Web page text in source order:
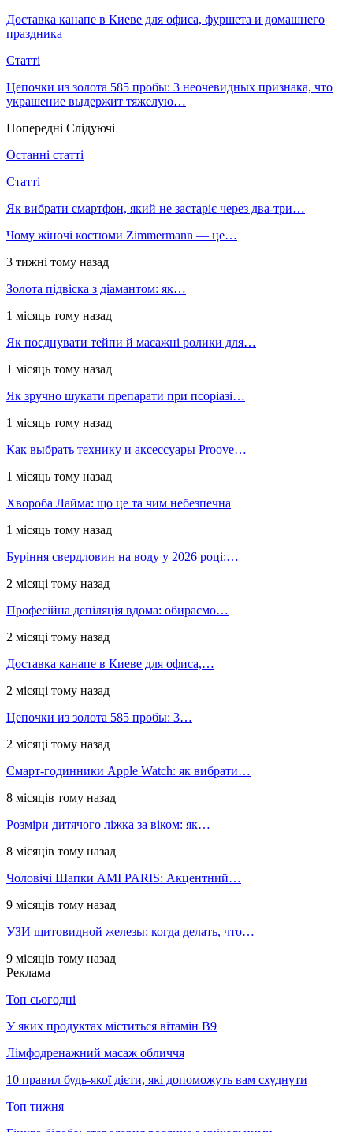
Доставка канапе в Киеве для офиса, фуршета и домашнего
праздника
Статті
Цепочки из золота 585 пробы: 3 неочевидных признака, что
украшение выдержит тяжелую…
Попередні Слідуючі
Останні статті
Статті
Як вибрати смартфон, який не застаріє через два-три…
Чому жіночі костюми Zimmermann — це…
3 тижні тому назад
Золота підвіска з діамантом: як…
1 місяць тому назад
Як поєднувати тейпи й масажні ролики для…
1 місяць тому назад
Як зручно шукати препарати при псоріазі…
1 місяць тому назад
Как выбрать технику и аксессуары Proove…
1 місяць тому назад
Хвороба Лайма: що це та чим небезпечна
1 місяць тому назад
Буріння свердловин на воду у 2026 році:…
2 місяці тому назад
Професійна депіляція вдома: обираємо…
2 місяці тому назад
Доставка канапе в Киеве для офиса,…
2 місяці тому назад
Цепочки из золота 585 пробы: 3…
2 місяці тому назад
Смарт-годинники Apple Watch: як вибрати…
8 місяців тому назад
Розміри дитячого ліжка за віком: як…
8 місяців тому назад
Чоловічі Шапки AMI PARIS: Акцентний…
9 місяців тому назад
УЗИ щитовидной железы: когда делать, что…
9 місяців тому назад
Реклама
Топ сьогодні
У яких продуктах міститься вітамін В9
Лімфодренажний масаж обличчя
10 правил будь-якої дієти, які допоможуть вам схуднути
Топ тижня